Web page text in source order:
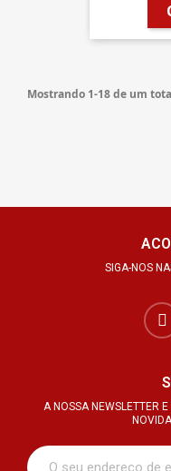
Mostrando 1-18 de um
SIGA-NOS
A NOSSA NEWSLETTER